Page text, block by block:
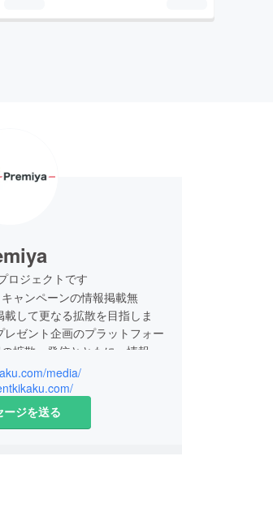
ロジェクトです
ャンペーンの情報掲載無
して更なる拡散を目指しま
ゼント企画のプラットフォー
拡散・発信とともに、情報を
て頂けるよう、詐欺プレゼン
た迷惑行為の注意喚起を行い
media/
ージを送る